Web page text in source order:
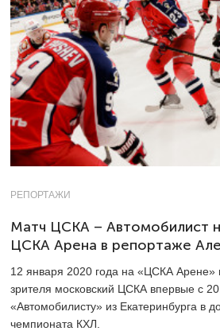
РЕПОРТАЖИ
Матч ЦСКА – Автомобилист
ЦСКА Арена в репортаже
12 января 2020 года на «ЦСКА Арене»
зрителя московский ЦСКА впервые с
«Автомобилисту» из Екатеринбурга в
чемпионата КХЛ.